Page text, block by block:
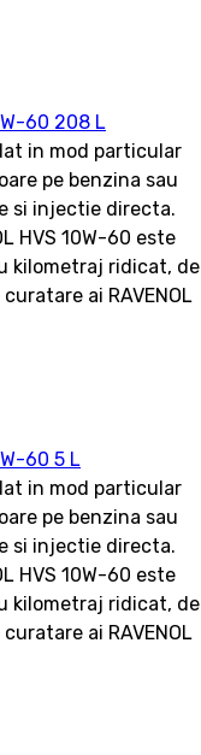
60 208 L
in mod particular
pe benzina sau
si injectie directa.
HVS 10W-60 este
kilometraj ridicat, de
ai RAVENOL
60 5 L
in mod particular
pe benzina sau
si injectie directa.
HVS 10W-60 este
kilometraj ridicat, de
ai RAVENOL